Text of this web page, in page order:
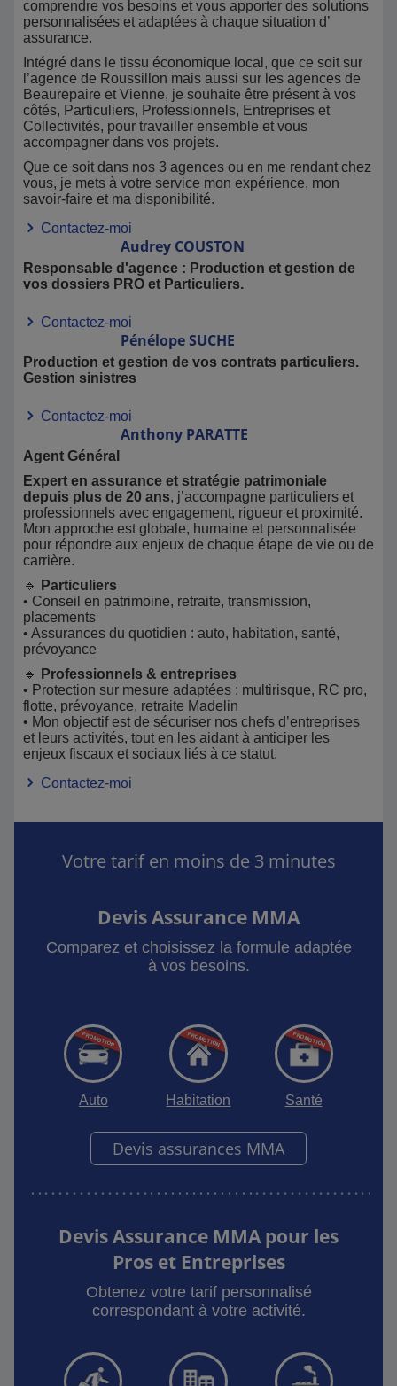
Service Santé: 09 69 39 60 65
comprendre vos besoins et vous apporter des solutions
personnalisées et adaptées à chaque situation d’
assurance.
Intégré dans le tissu économique local, que ce soit sur
l’agence de Roussillon mais aussi sur les agences de
Beaurepaire et Vienne, je souhaite être présent à vos
côtés, Particuliers, Professionnels, Entreprises et
Collectivités, pour travailler ensemble et vous
accompagner dans vos projets.
Que ce soit dans nos 3 agences ou en me rendant chez
vous, je mets à votre service mon expérience, mon
savoir-faire et ma disponibilité.
Contactez-moi
Audrey COUSTON
Responsable d'agence : Production et gestion de
vos dossiers PRO et Particuliers.
Contactez-moi
PénélopeSUCHE
Production et gestion de vos contrats particuliers.
Gestion sinistres
Contactez-moi
Anthony PARATTE
Agent Général
Expert en assurance et stratégie patrimoniale
depuis plus de 20 ans, j’accompagne particuliers et
professionnels avec engagement, rigueur et proximité.
Mon approche est globale, humaine et personnalisée
pour répondre aux enjeux de chaque étape de vie ou de
carrière.
🔹
Particuliers
• Conseil en patrimoine, retraite, transmission,
placements
• Assurances du quotidien : auto, habitation, santé,
prévoyance
🔹
Professionnels & entreprises
• Protection sur mesure adaptées : multirisque, RC pro,
flotte, prévoyance, retraite Madelin
• Mon objectif est de sécuriser nos chefs d’entreprises
et leurs activités, tout en les aidant à anticiper les
enjeux fiscaux et sociaux liés à ce statut.
Contactez-moi
Votre tarif en moins de 3 minutes
Devis Assurance MMA
Comparez et choisissez la formule adaptée
à vos besoins.
Auto Habitation Santé
Devis assurances MMA
Devis Assurance MMA pour les
Pros et Entreprises
Obtenez votre tarif personnalisé
correspondant à votre activité.